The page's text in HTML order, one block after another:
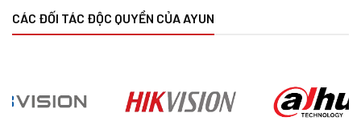
Yêu cầu lắp đặt hệ thống camera của quý khách được
là 100% chính hãng.
CÁC ĐỐI TÁC ĐỘC QUYỀN CỦA AYUN